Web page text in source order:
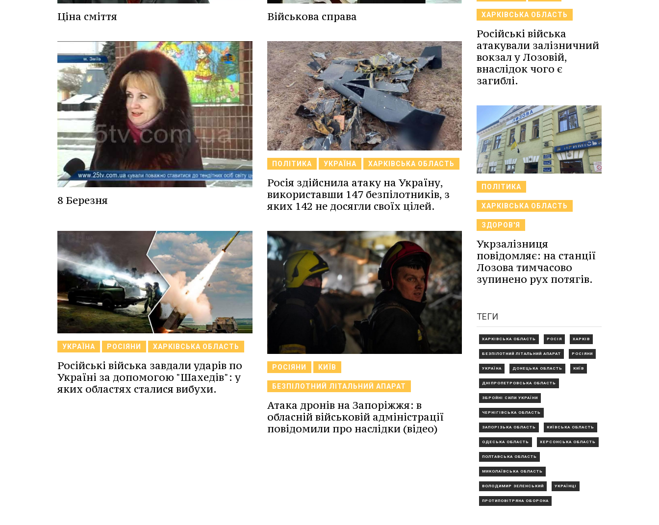
Ціна сміття Військова справа
8 Березня
ПОЛІТИКА УКРАЇНА ХАРКІВСЬКА ОБЛАСТЬ
Росія здійснила атаку на Україну,
використавши 147 безпілотників, з
яких 142 не досягли своїх цілей.
УКРАЇНА РОСІЯНИ ХАРКІВСЬКА ОБЛАСТЬ
Російські війська завдали ударів по
Україні за допомогою "Шахедів": у
яких областях сталися вибухи.
РОСІЯНИ КИЇВ
БЕЗПІЛОТНИЙ ЛІТАЛЬНИЙ АПАРАТ
Атака дронів на Запоріжжя: в
обласній військовій адміністрації
повідомили про наслідки (відео)
ХАРКІВСЬКА ОБЛАСТЬ
Російські війська
атакували залізничний
вокзал у Лозовій,
внаслідок чого є
загиблі.
ПОЛІТИКА
ХАРКІВСЬКА ОБЛАСТЬ
ЗДОРОВ'Я
Укрзалізниця
повідомляє: на станції
Лозова тимчасово
зупинено рух потягів.
ТЕГИ
ХАРКІВСЬКА ОБЛАСТЬ РОСІЯ ХАРКІВ
БЕЗПІЛОТНИЙ ЛІТАЛЬНИЙ АПАРАТ РОСІЯНИ
УКРАЇНА ДОНЕЦЬКА ОБЛАСТЬ КИЇВ
ДНІПРОПЕТРОВСЬКА ОБЛАСТЬ
ЗБРОЙНІ СИЛИ УКРАЇНИ
ЧЕРНІГІВСЬКА ОБЛАСТЬ
ЗАПОРІЗЬКА ОБЛАСТЬ КИЇВСЬКА ОБЛАСТЬ
ОДЕСЬКА ОБЛАСТЬ ХЕРСОНСЬКА ОБЛАСТЬ
ПОЛТАВСЬКА ОБЛАСТЬ
МИКОЛАЇВСЬКА ОБЛАСТЬ
ВОЛОДИМИР ЗЕЛЕНСЬКИЙ УКРАЇНЦІ
ПРОТИПОВІТРЯНА ОБОРОНА